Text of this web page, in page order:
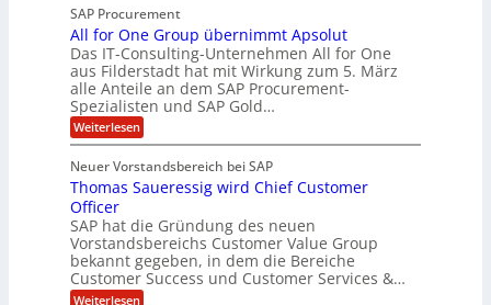
f
b
e
i
I
F
S
e
z
i
a
l
i
s
u
l
i
a
H
n
e
n
n
t
C
T
O
V
P
S
a
-
S
e
c
u
r
i
t
y
y
s
e
m
S
t
e
l
SAP Procurement
All for One Group übernimmt Apsolut
Das IT-Consulting-Unternehmen All for One
aus Filderstadt hat mit Wirkung zum 5. März
alle Anteile an dem SAP Procurement-
Spezialisten und SAP Gold…
Weiterlesen:
A
l
f
r
O
n
e
G
r
Neuer Vorstandsbereich bei SAP
Thomas Saueressig wird Chief Customer
Officer
SAP hat die Gründung des neuen
Vorstandsbereichs Customer Value Group
bekannt gegeben, in dem die Bereiche
Customer Success und Customer Services &…
Weiterlesen: